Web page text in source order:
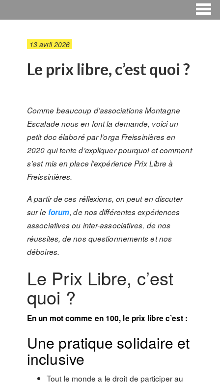
13 avril 2026
Le prix libre, c’est quoi ?
Comme beaucoup d’associations Montagne
Escalade nous en font la demande, voici un
petit doc élaboré par l’orga Freissinières en
2020 qui tente d’expliquer pourquoi et comment
s’est mis en place l’expérience Prix Libre à
Freissinières.
A partir de ces réflexions, on peut en discuter
sur leforum, de nos différentes expériences
associatives ou inter-associatives, de nos
réussites, de nos questionnements et nos
déboires.
Le Prix Libre, c’est
quoi ?
En un mot comme en 100, le prix libre c’est :
Une pratique solidaire et
inclusive
Tout le monde a le droit de participer au